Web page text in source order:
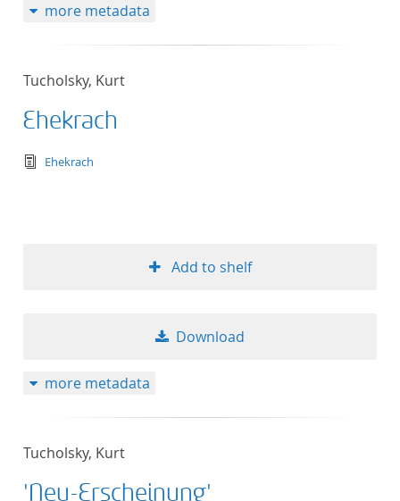
more metadata
Tucholsky, Kurt
Ehekrach
text/tg.edition+tg.aggregation+xml
Ehekrach
Add to shelf
Download
more metadata
Tucholsky, Kurt
'Neu-Erscheinung'